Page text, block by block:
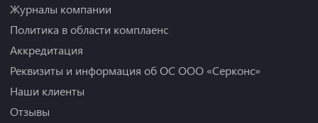
Журналы компании
Политика в области комплаенс
Аккредитация
Реквизиты и информация об ОС ООО «Серконс»
Наши клиенты
Отзывы